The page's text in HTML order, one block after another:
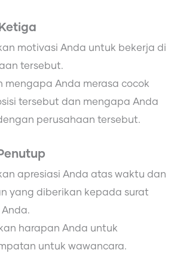
motivasi Anda untuk bekerja di
tersebut.
mengapa Anda merasa cocok
tersebut dan mengapa Anda
perusahaan tersebut.
apresiasi Anda atas waktu dan
yang diberikan kepada surat
Anda.
harapan Anda untuk
untuk wawancara.